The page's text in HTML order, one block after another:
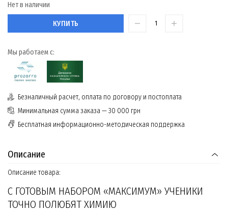
Нет в наличии
КУПИТЬ
Мы работаем с:
Безналичный расчет, оплата по договору и постоплата
Минимальная сумма заказа — 30 000 грн
Бесплатная информационно-методическая поддержка
Описание
Описание товара:
С ГОТОВЫМ НАБОРОМ «МАКСИМУМ» УЧЕНИКИ
ТОЧНО ПОЛЮБЯТ ХИМИЮ